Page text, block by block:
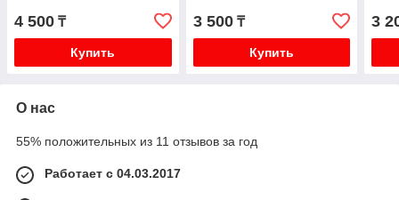
4 500 ₸
Купить
3 500₸
Купить
3
О нас
55% положительных из 11 отзывов за год
Работает с 04.03.2017